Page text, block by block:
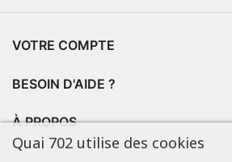
VOTRE COMPTE
BESOIN D'AIDE ?
À PROPOS
Quai 702 utilise des cookies